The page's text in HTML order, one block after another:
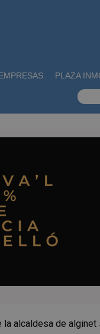
PLAZA
la alcaldesa de